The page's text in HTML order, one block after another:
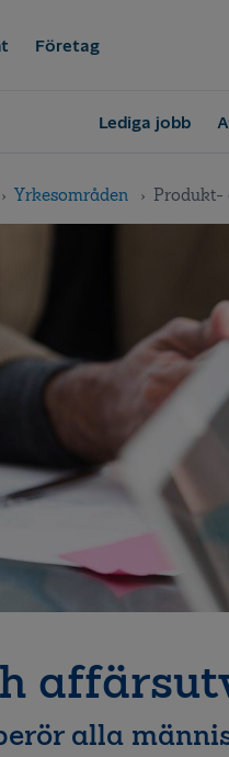
Företag
Lediga jobb
Yrkesområden Produkt-
alla